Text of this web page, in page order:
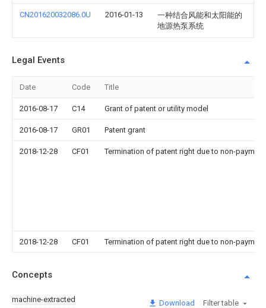
CN201620032086.0U 2016-01-13
一种结合风能和太阳能的
地源热泵系统
Legal Events
Date Code Title
2016-08-17 C14 Grant of patent or utility model
2016-08-17 GR01 Patent grant
2018-12-28 CF01 Termination of patent right due to non-
2018-12-28 CF01 Termination of patent right due to non-
Concepts
machine-extracted Download Filter table